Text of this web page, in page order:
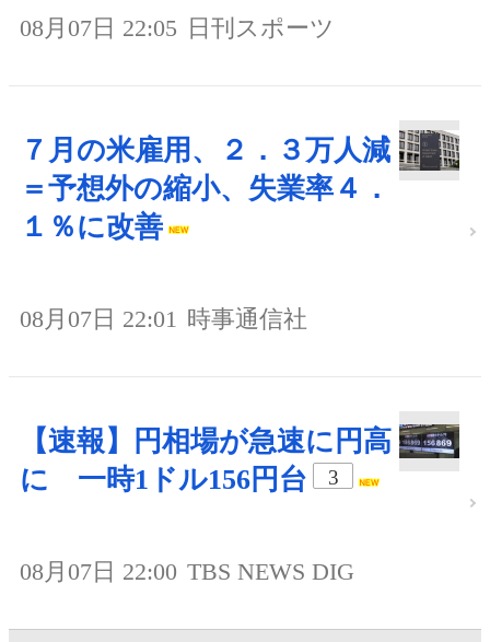
08月07日 22:05 日刊スポーツ
７月の米雇用、２．３万人減
＝予想外の縮小、失業率４．
１％に改善
08月07日 22:01 時事通信社
【速報】円相場が急速に円高
に 一時1ドル156円台
3
08月07日 22:00 TBS NEWS DIG